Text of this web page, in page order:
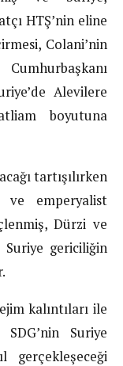
HTŞ’nin eline
Colani’nin
Alevilere
boyutuna
tartışılırken
ve emperyalist
Dürzi ve
Suriye gericiliğin
kalıntıları ile
SDG’nin Suriye
gerçekleşeceği